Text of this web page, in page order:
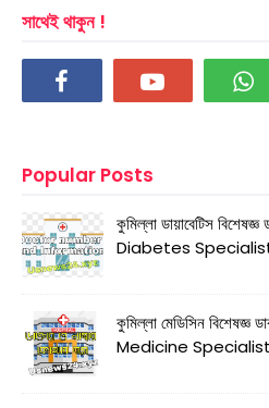
সাথেই থাকুন !
Popular Posts
কুমিল্লা ডায়াবেটিস
Diabetes
কুমিল্লা মেডিসিন
Medicine